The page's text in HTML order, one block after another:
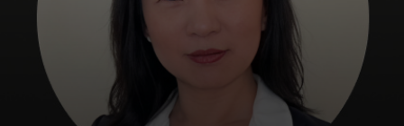
Uutiset ja trendit